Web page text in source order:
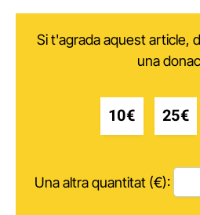
Si t'agrada aquest article,
una
10€ 25€
Una altra quantitat (€):